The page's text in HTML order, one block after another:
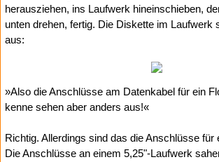
herausziehen, ins Laufwerk hineinschieben,
unten drehen, fertig. Die Diskette im Laufwerk
aus:
»Also die Anschlüsse am Datenkabel für ein
kenne sehen aber anders aus!«
Richtig. Allerdings sind das die Anschlüsse für
Die Anschlüsse an einem 5,25"-Laufwerk